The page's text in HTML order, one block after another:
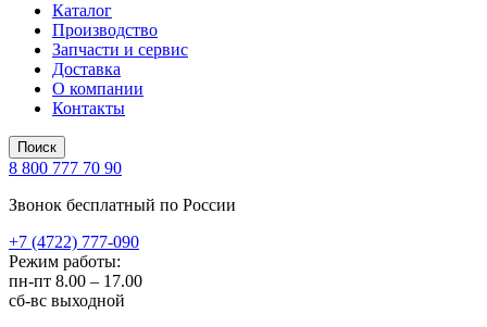
Каталог
Производство
Запчасти и сервис
Доставка
О компании
Контакты
Поиск
8 800 777 70 90
Звонок бесплатный по России
+7 (4722) 777-090
Режим работы:
пн-пт 8.00 – 17.00
сб-вс выходной